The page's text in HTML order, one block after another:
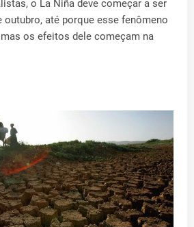
o La Niña deve começar a ser
outubro, até porque esse fenômeno
os efeitos dele começam na